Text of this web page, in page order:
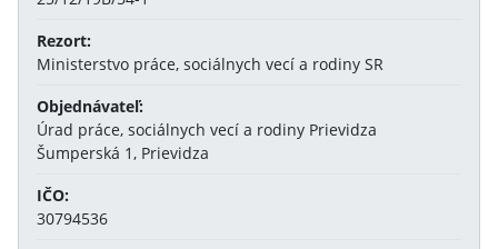
Rezort:
Ministerstvo práce, sociálnych vecí a rodiny SR
Objednávateľ:
Úrad práce, sociálnych vecí a rodiny Prievidza
Šumperská 1, Prievidza
IČO:
30794536